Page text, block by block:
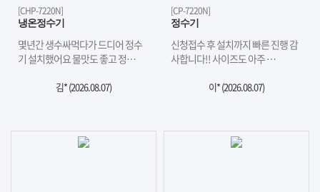
[CHP-7220N]
냉온정수기
몇년간 생수싸먹다가 드디어 정수
기 설치했어요 물맛도 좋고 정…
김* (2026.08.07)
[CP-7220N]
정수기
신청접수 후 설치까지 빠른 진행 감
사합니다!! 사이즈도 아주 …
이* (2026.08.07)